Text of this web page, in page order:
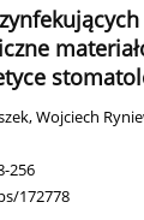
,Wojciech
256
172778